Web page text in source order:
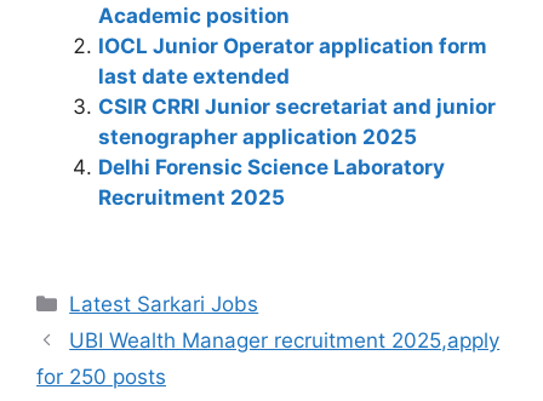
A
p
p
b
o
o
k
a
m
dI
n
st t
Li
k
Academic position
IOCL Junior Operator application form
last date extended
CSIR CRRI Junior secretariat and junior
stenographer application 2025
Delhi Forensic Science Laboratory
Recruitment 2025
Latest Sarkari Jobs
UBI Wealth Manager recruitment 2025,apply
for 250 posts